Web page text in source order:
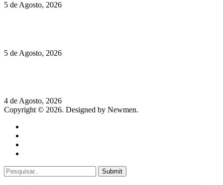
5 de Agosto, 2026
5 de Agosto, 2026
4 de Agosto, 2026
Copyright © 2026. Designed by Newmen.
Submit